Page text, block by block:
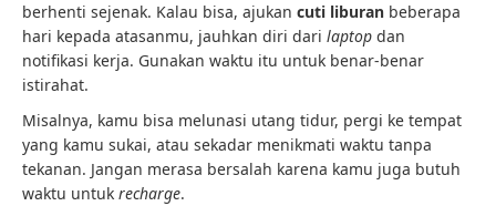
berhenti sejenak. Kalau bisa, ajukan cuti liburan beberapa
hari kepada atasanmu, jauhkan diri dari laptop dan
notifikasi kerja. Gunakan waktu itu untuk benar-benar
istirahat.
Misalnya, kamu bisa melunasi utang tidur, pergi ke tempat
yang kamu sukai, atau sekadar menikmati waktu tanpa
tekanan. Jangan merasa bersalah karena kamu juga butuh
waktu untuk recharge.